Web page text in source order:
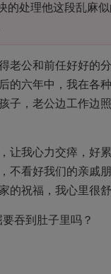
处理他这段乱麻
老公和前任好好的
的六年中，我在各
子，老公边工作边
让我心力交瘁，好
不看好我们的亲戚
的祝福，我心里很舒